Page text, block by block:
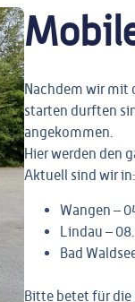
Nachdem wir mit
starten durften
angekommen.
Hier werden den
Aktuell sind wir in:
Wangen –
Lindau –
Bad
Bitte betet für die